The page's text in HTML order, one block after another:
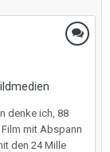
denke ich, 88
mit Abspann
den 24 Mille